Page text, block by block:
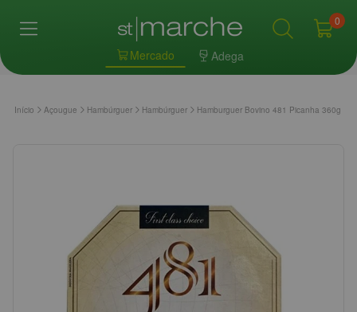
Mercado Adega
0
Início Açougue Hambúrguer Hambúrguer Hamburguer Bovino 481 Picanha 360g